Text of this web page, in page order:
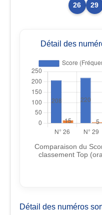
26 29
Détail des
Comparaison du
classement Top
Détail des numéros